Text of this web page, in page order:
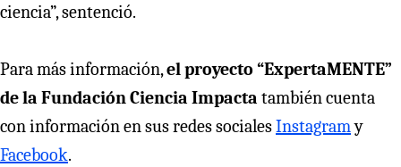
ciencia”, sentenció.
Para más información,el proyecto “ExpertaMENTE”
de la Fundación Ciencia Impacta también cuenta
con información en sus redes socialesInstagramy
Facebook.